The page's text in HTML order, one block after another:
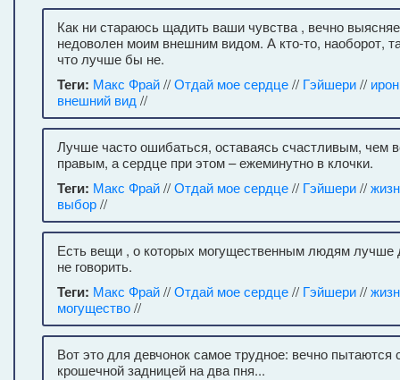
Как ни стараюсь щадить ваши чувства , вечно
недоволен моим внешним видом. А кто-то, наоборот,
что лучше бы не.
Теги: Макс Фрай//Отдай мое сердце// Гэйшери//
внешний вид //
Лучше часто ошибаться, оставаясь счастливым, чем
правым, а сердце при этом – ежеминутно в клочки.
Теги: Макс Фрай//Отдай мое сердце// Гэйшери//
выбор//
Есть вещи , о которых могущественным людям лучше
не говорить.
Теги: Макс Фрай//Отдай мое сердце// Гэйшери//
могущество//
Вот это для девчонок самое трудное: вечно пытаются
крошечной задницей на два пня...